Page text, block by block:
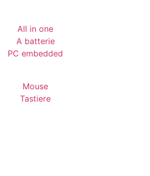
All in one
A batterie
PC embedded
Mouse
Tastiere